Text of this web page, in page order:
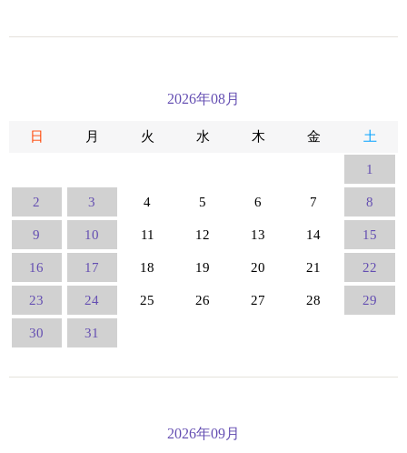
2026年08月
日 月 火 水 木 金 土
1
2 3 4 5 6 7 8
9 10 11 12 13 14 15
16 17 18 19 20 21 22
23 24 25 26 27 28 29
30 31
2026年09月